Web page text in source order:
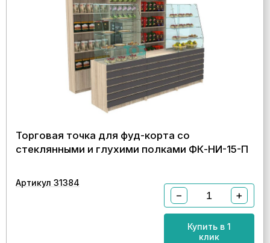
Торговая точка для фуд-корта со
стеклянными и глухими полками ФК-НИ-15-П
Артикул 31384
− +
Купить в 1
клик